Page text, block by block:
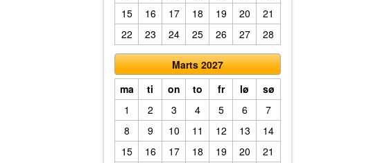
15
16 17 18 19 20
21
22
23 24 25 26 27 28
Marts 2027
ma
ti on to fr lø
sø
1
2 3 4 5 6
7
8
9 10 11 12 13
14
15
16 17 18 19 20
21